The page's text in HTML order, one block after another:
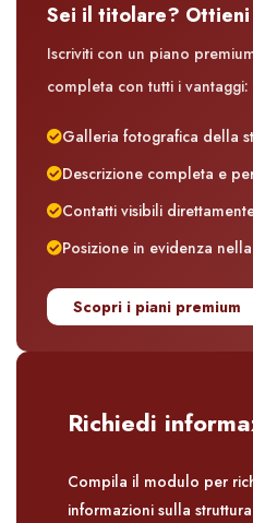
Sei il titolare?
Iscriviti con un piano
completa con tutti i vantaggi:
Galleria fotografica della
Descrizione completa e
Contatti visibili
Posizione in evidenza
Scopri i piani premium
Richiedi
Compila il modulo per
informazioni sulla